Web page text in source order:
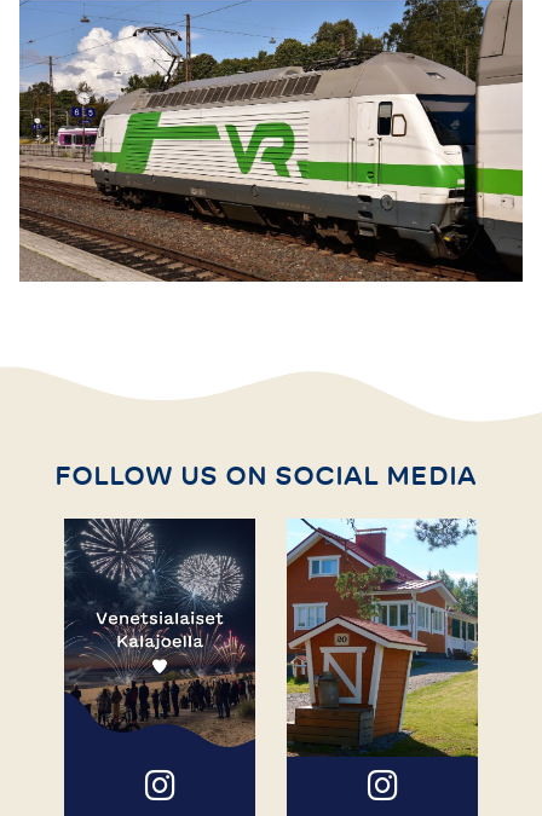
FOLLOW US ON SOCIAL MEDIA